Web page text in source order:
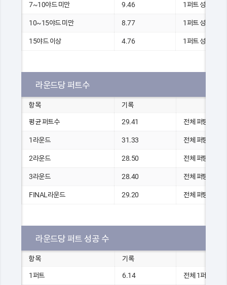
7~10야드 미만 9.46 1퍼트 성공 홀 수
10~15야드 미만 8.77 1퍼트 성공 홀 수
15야드 이상 4.76 1퍼트 성공 홀 수
라운드당 퍼트수
항목 기록
평균 퍼트수 29.41 전체 퍼팅 수
1라운드 31.33 전체 퍼팅 수
2라운드 28.50 전체 퍼팅 수
3라운드 28.40 전체 퍼팅 수
FINAL라운드 29.20 전체 퍼팅 수
라운드당 퍼트 성공 수
항목 기록
1퍼트 6.14 전체 1퍼팅 수